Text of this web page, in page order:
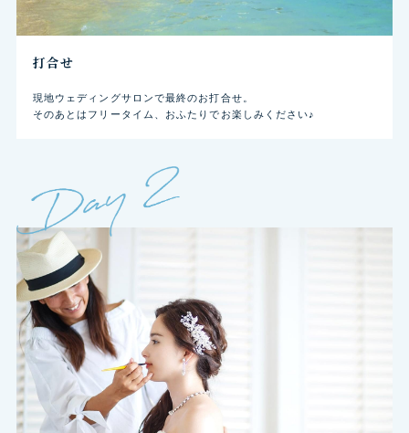
打合せ
現地ウェディングサロンで最終のお打合せ。
そのあとはフリータイム、おふたりでお楽しみください♪